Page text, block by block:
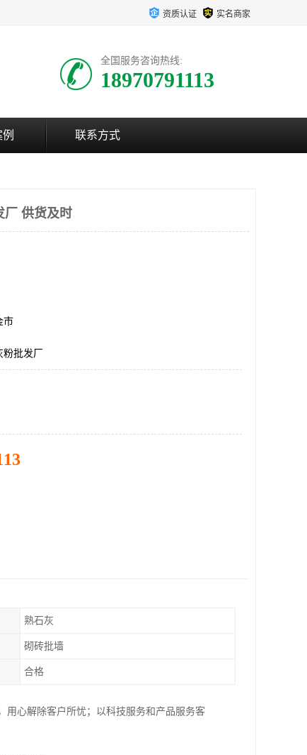
资质认证 实名商家
全国服务咨询热线:
18970791113
联系方式
厂 供货及时
市
批发厂
熟石灰
砌砖批墙
合格
用心解除客户所忧；以科技服务和产品服务客